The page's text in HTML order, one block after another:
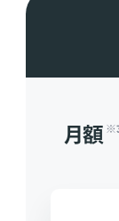
月額